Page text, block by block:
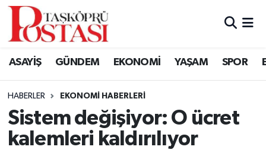
ASAYİŞ GÜNDEM EKONOMİ YAŞAM SPOR
HABERLER EKONOMI HABERLERI
Sistem değişiyor: O ücret
kalemleri kaldırılıyor
Kastamonu Vefat Edenler
Araç Haberleri